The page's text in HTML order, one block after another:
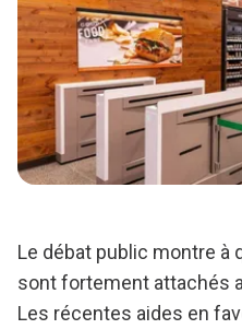
Le débat public montre à
sont fortement attachés
Les récentes aides en